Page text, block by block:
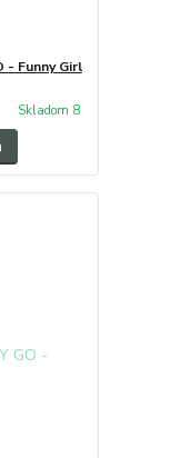
Funny Girl
Skladom 8